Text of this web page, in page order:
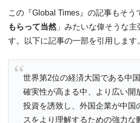
『Money1』
中国だけが鉄鋼輸出
国の過剰生産が世界を蝕む。
『Money1』
韓国製造業「半導体絶
『Money1』
ン』1人当たり賠償10万ウォンを認
『Money1』 韓国で猛暑。南東部
この『Global Times』の記事もそう
もらって当然」みたいな偉そうな主
す。以下に記事の一部を引用します
世界第2位の経済大国である中
確実性が高まる中、より広い開
投資を誘致し、外国企業が中国
スをより理解するための強力な